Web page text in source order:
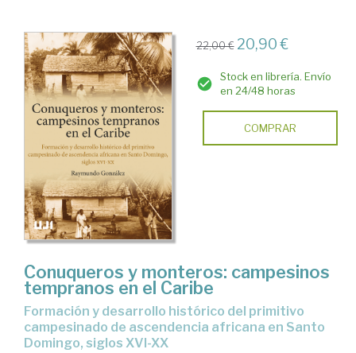
22,00 € 20,90 €
Stock en librería. Envío
en 24/48 horas
COMPRAR
Conuqueros y monteros: campesinos
tempranos en el Caribe
Formación y desarrollo histórico del primitivo
campesinado de ascendencia africana en Santo
Domingo, siglos XVI-XX